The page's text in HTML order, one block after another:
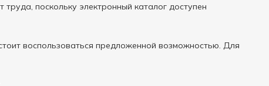
поскольку электронный каталог доступен
воспользоваться предложенной возможностью. Для